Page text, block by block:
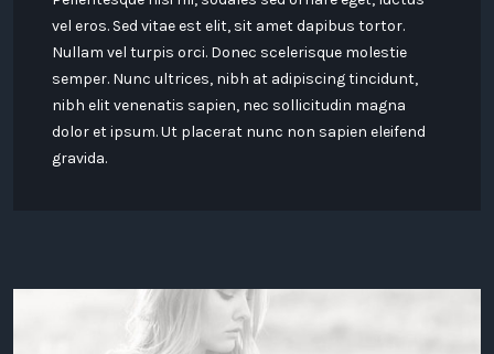
vel eros. Sed vitae est elit, sit amet dapibus tortor.
Nullam vel turpis orci. Donec scelerisque molestie
semper. Nunc ultrices, nibh at adipiscing tincidunt,
nibh elit venenatis sapien, nec sollicitudin magna
dolor et ipsum. Ut placerat nunc non sapien eleifend
gravida.